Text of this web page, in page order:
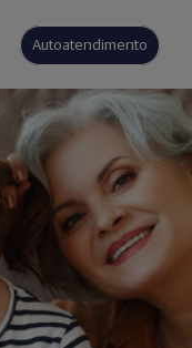
Autoatendimento